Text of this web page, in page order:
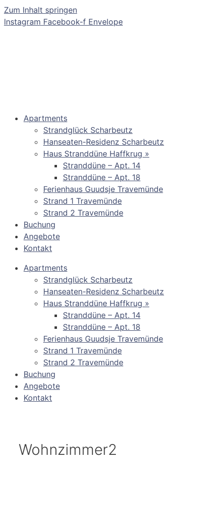
Zum Inhalt springen
Instagram Facebook-f Envelope
Apartments
Strandglück Scharbeutz
Hanseaten-Residenz Scharbeutz
Haus Stranddüne Haffkrug »
Stranddüne – Apt. 14
Stranddüne – Apt. 18
Ferienhaus Guudsje Travemünde
Strand 1 Travemünde
Strand 2 Travemünde
Buchung
Angebote
Kontakt
Apartments
Strandglück Scharbeutz
Hanseaten-Residenz Scharbeutz
Haus Stranddüne Haffkrug »
Stranddüne – Apt. 14
Stranddüne – Apt. 18
Ferienhaus Guudsje Travemünde
Strand 1 Travemünde
Strand 2 Travemünde
Buchung
Angebote
Kontakt
Wohnzimmer2